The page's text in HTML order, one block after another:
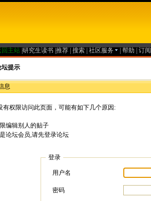
回主站 研究生读书 推荐 搜索 社区服务 帮助 订
坛提示
息
有权限访问此页面，可能有如下几个原因:
编辑别人的贴子
论坛会员,请先登录论坛
登录
用户名
密码